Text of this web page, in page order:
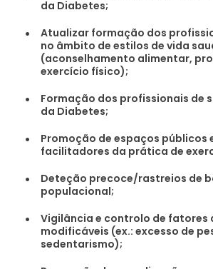
da Diabetes;
Atualizar formação dos
no âmbito de estilos de vida
(aconselhamento alimentar,
exercício físico);
Formação dos profissionais de
da Diabetes;
Promoção de espaços públicos
facilitadores da prática de
Deteção precoce/rastreios de
populacional;
Vigilância e controlo de fatores
modificáveis (ex.: excesso de
sedentarismo);